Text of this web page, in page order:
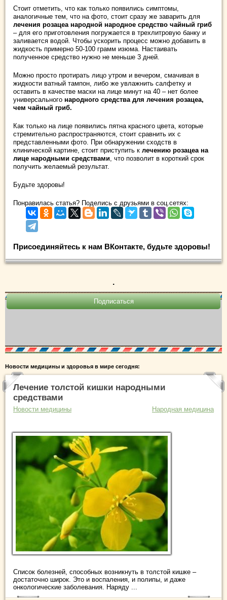
Стоит отметить, что как только появились симптомы,
аналогичные тем, что на фото, стоит сразу же заварить для
лечения розацеа народной народное средство чайный гриб
– для его приготовления погружается в трехлитровую банку и
заливается водой. Чтобы ускорить процесс можно добавить в
жидкость примерно 50-100 грамм изюма. Настаивать
полученное средство нужно не меньше 3 дней.
Можно просто протирать лицо утром и вечером, смачивая в
жидкости ватный тампон, либо же увлажнить салфетку и
оставить в качестве маски на лице минут на 40 – нет более
универсального народного средства для лечения розацеа,
чем чайный гриб.
Как только на лице появились пятна красного цвета, которые
стремительно распространяются, стоит сравнить их с
представленными фото. При обнаружении сходств в
клинической картине, стоит приступить к лечению розацеа на
лице народными средствами, что позволит в короткий срок
получить желаемый результат.
Будьте здоровы!
Понравилась статья? Поделись с друзьями в соц.сетях:
Присоединяйтесь к нам ВКонтакте, будьте здоровы!
.
Новости медицины и здоровья в мире сегодня:
Лечение толстой кишки народными
средствами
Новости медицины Народная медицина
Список болезней, способных возникнуть в толстой кишке –
достаточно широк. Это и воспаления, и полипы, и даже
онкологические заболевания. Наряду ...